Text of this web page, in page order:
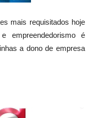
mais requisitados hoje
empreendedorismo é
a dono de empresa